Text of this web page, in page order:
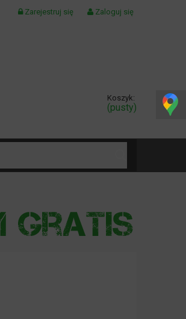
Zarejestruj się Zaloguj się
Koszyk:
(pusty)